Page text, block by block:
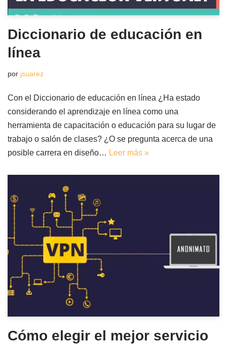
Diccionario de educación en
línea
por jsuarez
Con el Diccionario de educación en línea ¿Ha estado
considerando el aprendizaje en línea como una
herramienta de capacitación o educación para su lugar de
trabajo o salón de clases? ¿O se pregunta acerca de una
posible carrera en diseño… Leer más »
Cómo elegir el mejor servicio